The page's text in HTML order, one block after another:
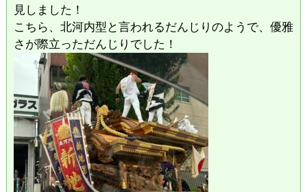
見しました！
こちら、北河内型と言われるだんじりのようで、優雅
さが際立っただんじりでした！